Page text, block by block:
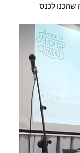
שהכנו לכנס